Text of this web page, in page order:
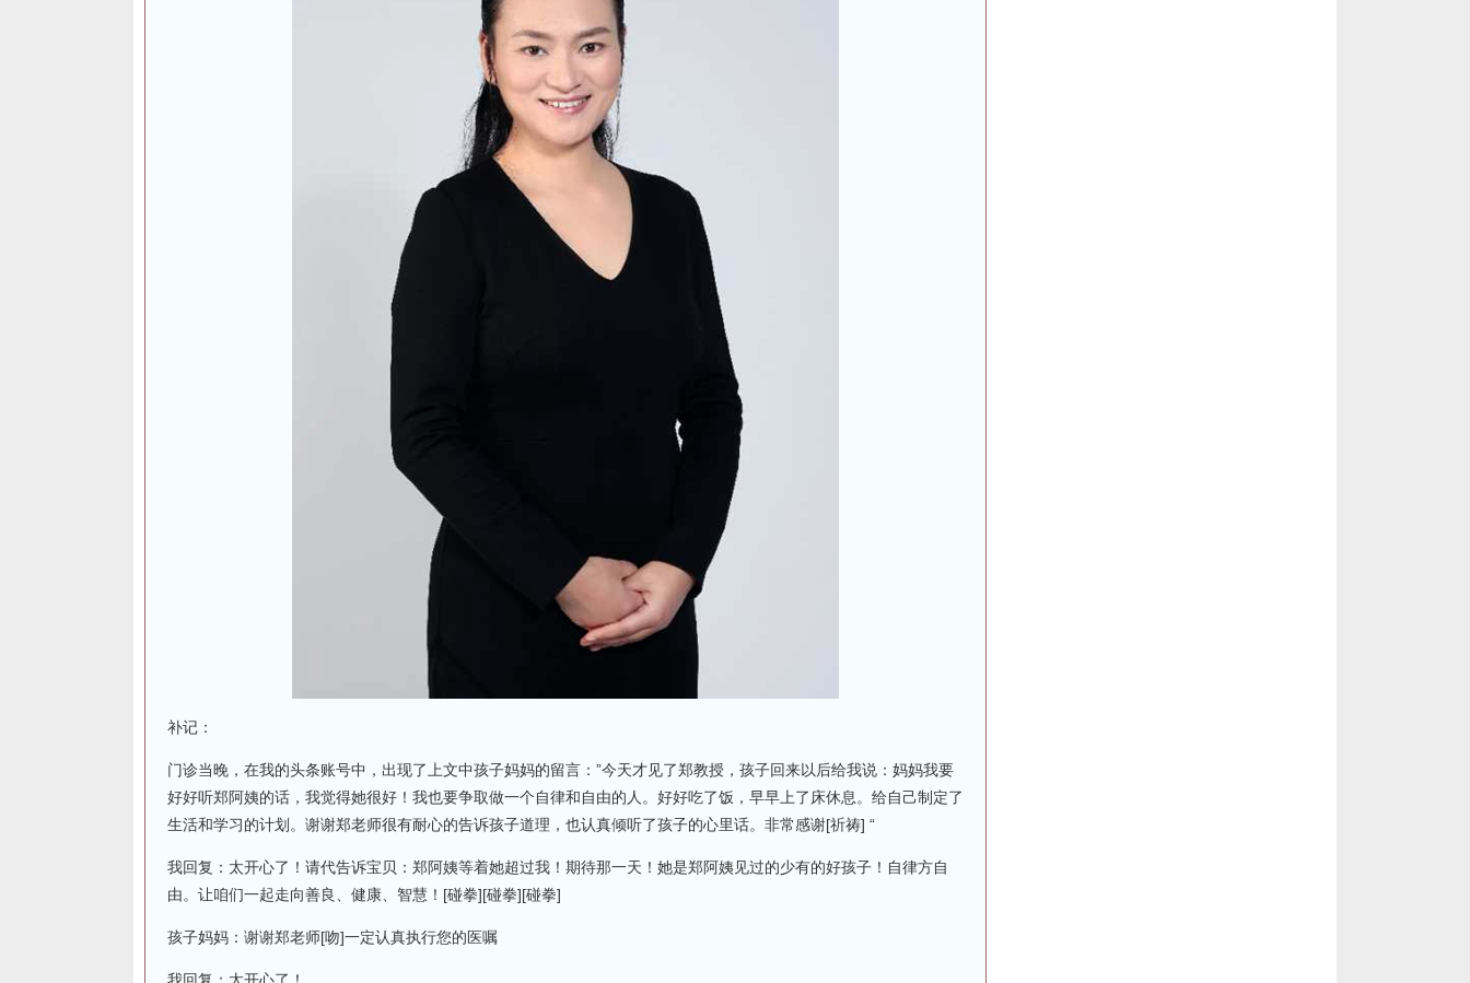
补记：
门诊当晚，在我的头条账号中，出现了上文中孩子妈妈的留言：”今天才见了郑教授，孩子回来以后给我说：妈妈我要
好好听郑阿姨的话，我觉得她很好！我也要争取做一个自律和自由的人。好好吃了饭，早早上了床休息。给自己制定了
生活和学习的计划。谢谢郑老师很有耐心的告诉孩子道理，也认真倾听了孩子的心里话。非常感谢[祈祷] “
我回复：太开心了！请代告诉宝贝：郑阿姨等着她超过我！期待那一天！她是郑阿姨见过的少有的好孩子！自律方自
由。让咱们一起走向善良、健康、智慧！[碰拳][碰拳][碰拳]
孩子妈妈：谢谢郑老师[吻]一定认真执行您的医嘱